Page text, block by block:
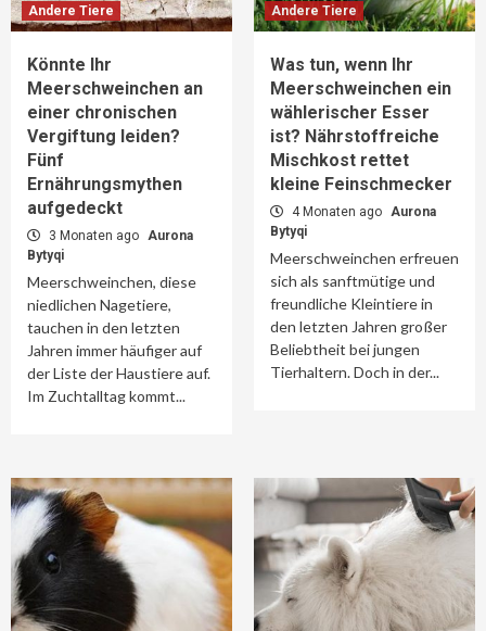
Andere Tiere
Könnte Ihr
Meerschweinchen an
einer chronischen
Vergiftung leiden?
Fünf
Ernährungsmythen
aufgedeckt
3 Monaten ago Aurona
Bytyqi
Meerschweinchen, diese
niedlichen Nagetiere,
tauchen in den letzten
Jahren immer häufiger auf
der Liste der Haustiere auf.
Im Zuchtalltag kommt...
Andere Tiere
Was tun, wenn Ihr
Meerschweinchen ein
wählerischer Esser
ist? Nährstoffreiche
Mischkost rettet
kleine Feinschmecker
4 Monaten ago Aurona
Bytyqi
Meerschweinchen erfreuen
sich als sanftmütige und
freundliche Kleintiere in
den letzten Jahren großer
Beliebtheit bei jungen
Tierhaltern. Doch in der...